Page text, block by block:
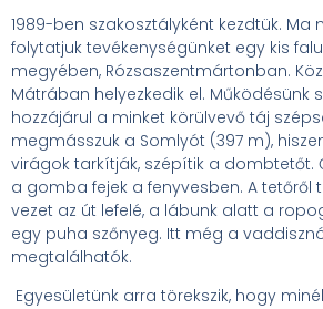
1989-ben szakosztályként kezdtük. Ma
folytatjuk tevékenységünket egy kis
megyében, Rózsaszentmártonban.
Mátrában helyezkedik el. Működésünk
hozzájárul a minket körülvevő táj
megmásszuk a Somlyót (397 m),
virágok tarkítják, szépítik a dombtetőt.
a gomba fejek a fenyvesben. A tetőről
vezet az út lefelé, a lábunk alatt a
egy puha szőnyeg. Itt még a
megtalálhatók.
Egyesületünk arra törekszik, hogy